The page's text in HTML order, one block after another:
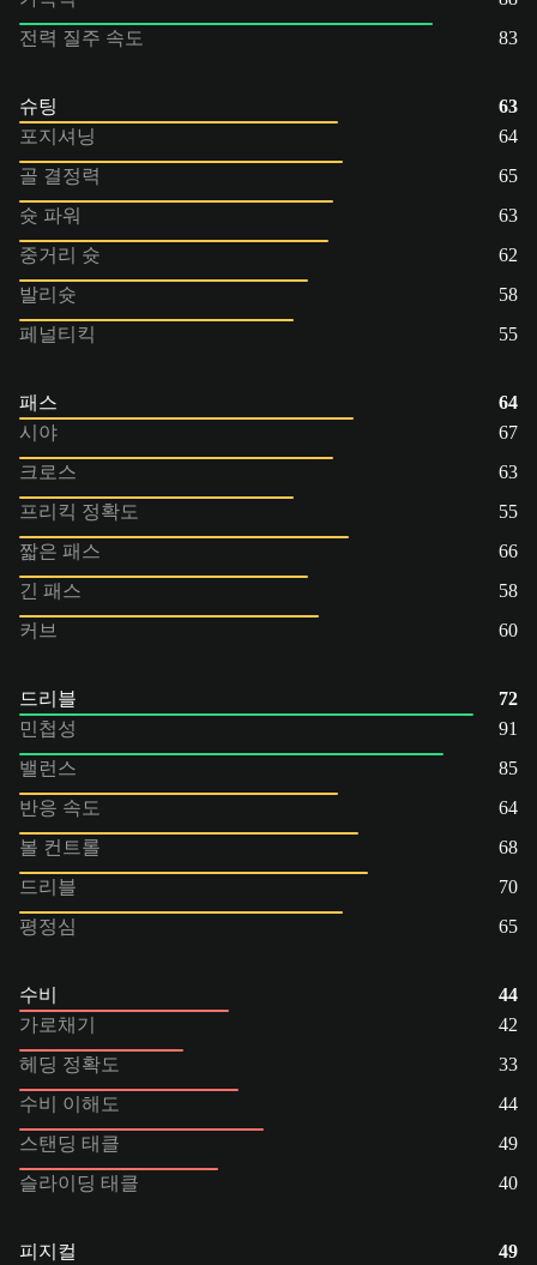
전력 질주 속도
83
슈팅
63
포지셔닝
64
골 결정력
65
슛 파워
63
중거리 슛
62
발리슛
58
페널티킥
55
패스
64
시야
67
크로스
63
프리킥 정확도
55
짧은 패스
66
긴 패스
58
커브
60
드리블
72
민첩성
91
밸런스
85
반응 속도
64
볼 컨트롤
68
드리블
70
평정심
65
수비
44
가로채기
42
헤딩 정확도
33
수비 이해도
44
스탠딩 태클
49
슬라이딩 태클
40
피지컬
49